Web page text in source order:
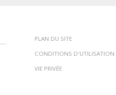
PLAN DU SITE
CONDITIONS D'UTILISATION
VIE PRIVÉE